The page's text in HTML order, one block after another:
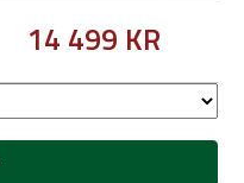
14 499 KR